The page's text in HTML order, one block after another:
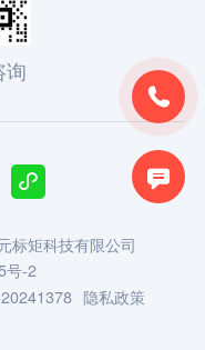


询

标矩科技有限公司
号-2
隐私政策